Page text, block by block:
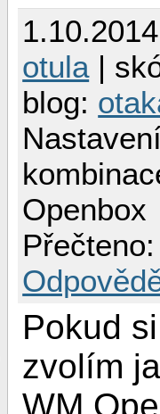
otula|
blog:
Openbox
Pokud
zvolím
WM